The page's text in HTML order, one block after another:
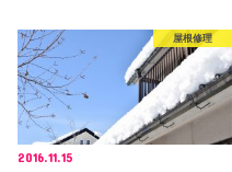
屋根修理
2016.11.15